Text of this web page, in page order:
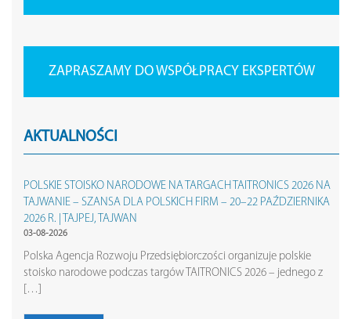
ZAPRASZAMY DO WSPÓŁPRACY EKSPERTÓW
AKTUALNOŚCI
POLSKIE STOISKO NARODOWE NA TARGACH TAITRONICS 2026 NA
TAJWANIE – SZANSA DLA POLSKICH FIRM – 20–22 PAŹDZIERNIKA
2026 R. | TAJPEJ, TAJWAN
03-08-2026
Polska Agencja Rozwoju Przedsiębiorczości organizuje polskie
stoisko narodowe podczas targów TAITRONICS 2026 – jednego z
[…]